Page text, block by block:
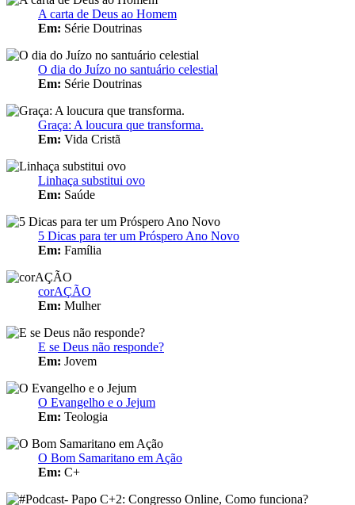
A carta de Deus ao Homem
Em: Série Doutrinas
O dia do Juízo no santuário celestial
Em: Série Doutrinas
Graça: A loucura que transforma.
Em: Vida Cristã
Linhaça substitui ovo
Em: Saúde
5 Dicas para ter um Próspero Ano Novo
Em: Família
corAÇÃO
Em: Mulher
E se Deus não responde?
Em: Jovem
O Evangelho e o Jejum
Em: Teologia
O Bom Samaritano em Ação
Em: C+